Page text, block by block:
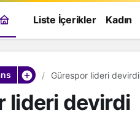
Liste İçerikler Kadın
Gürespor lideri devirdi
lideri devirdi